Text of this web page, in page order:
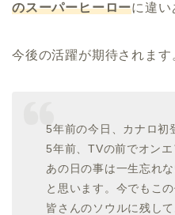
のスーパーヒーローに違い
今後の活躍が期待されます
5年前の今日、カナロ初
5年前、TVの前でオン
あの日の事は一生忘れな
と思います。今でもこの
皆さんのソウルに残し